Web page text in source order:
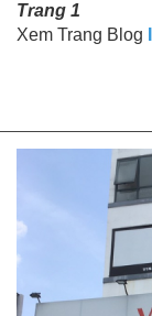
Trang 1
Xem Trang Blog